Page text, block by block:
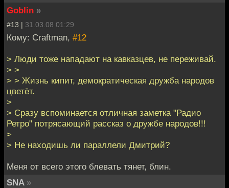
Goblin »
#13 | 31.03.08 01:29
Кому: Craftman, #12
> Люди тоже нападают на кавказцев, не переживай.
> >
> > Жизнь кипит, демократическая дружба народов
цветёт.
>
> Сразу вспоминается отличная заметка "Радио
Ретро" потрясающий рассказ о дружбе народов!!!
>
> Не находишь ли параллели Дмитрий?
Меня от всего этого блевать тянет, блин.
SNA »